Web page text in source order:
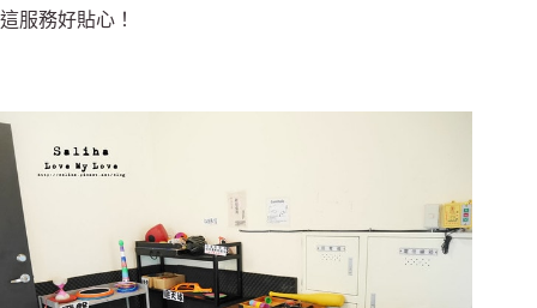
這服務好貼心！